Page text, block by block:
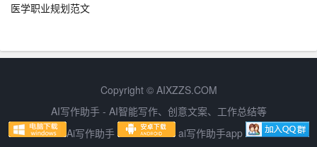
– 参与项目规划与设计。
技能与证书
医学职业规划范文
Copyright © AIXZZS.COM
AI写作助手 - AI智能写作、创意文案、工作总结等
Ai写作助手
ai写作助手app